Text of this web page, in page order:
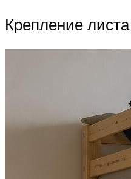
Крепление листа